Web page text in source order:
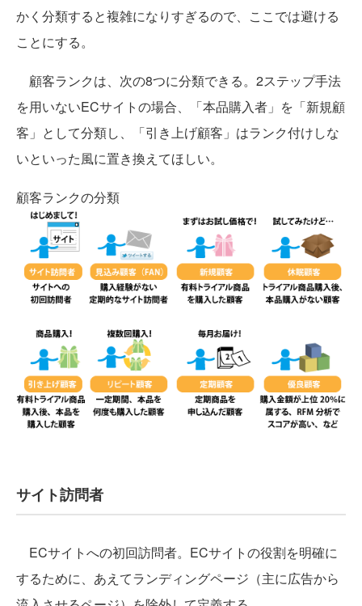
かく分類すると複雑になりすぎるので、ここでは避ける
ことにする。
顧客ランクは、次の8つに分類できる。2ステップ手法
を用いないECサイトの場合、「本品購入者」を「新規顧
客」として分類し、「引き上げ顧客」はランク付けしな
いといった風に置き換えてほしい。
顧客ランクの分類
サイト訪問者
ECサイトへの初回訪問者。ECサイトの役割を明確に
するために、あえてランディングページ（主に広告から